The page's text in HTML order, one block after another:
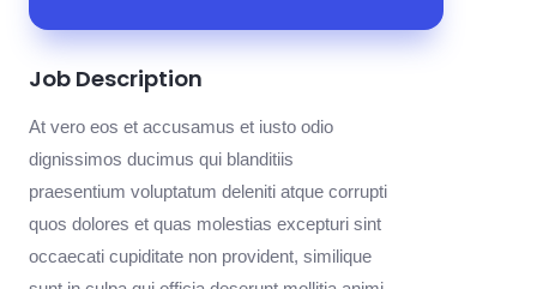
Job Description
At vero eos et accusamus et iusto odio
dignissimos ducimus qui blanditiis
praesentium voluptatum deleniti atque corrupti
quos dolores et quas molestias excepturi sint
occaecati cupiditate non provident, similique